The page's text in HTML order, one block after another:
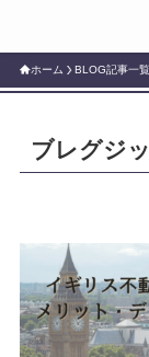
ホーム BLOG記事一覧
ブレグジ